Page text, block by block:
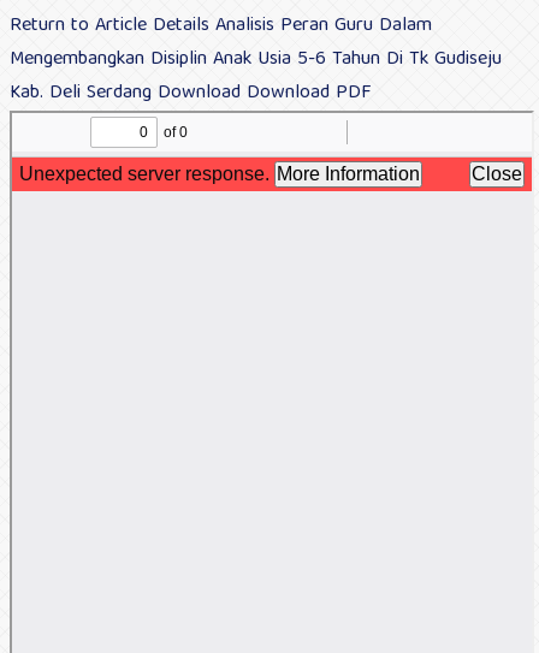
Return to Article Details Analisis Peran Guru Dalam
Mengembangkan Disiplin Anak Usia 5-6 Tahun Di Tk Gudiseju
Kab. Deli Serdang Download Download PDF